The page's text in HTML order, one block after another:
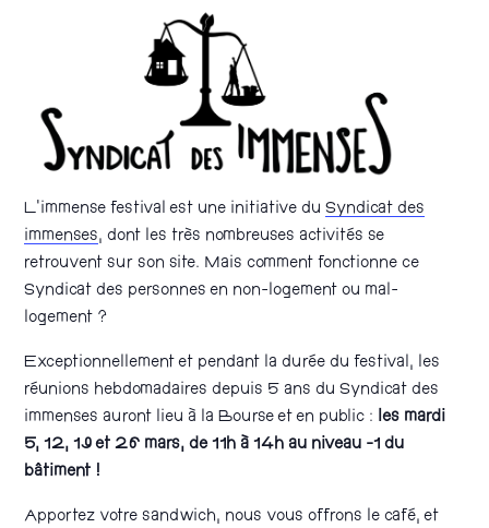
L’immense festival est une initiative duSyndicat des
immenses, dont les très nombreuses activités se
retrouvent sur son site. Mais comment fonctionne ce
Syndicat des personnes en non-logement ou mal-
logement ?
Exceptionnellement et pendant la durée du festival, les
réunions hebdomadaires depuis 5 ans du Syndicat des
immenses auront lieu à la Bourse et en public : les mardi
5, 12, 19 et 26 mars, de 11h à 14h au niveau -1 du
bâtiment !
Apportez votre sandwich, nous vous offrons le café, et